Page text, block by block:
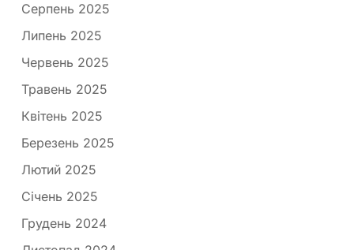
Серпень 2025
Липень 2025
Червень 2025
Травень 2025
Квітень 2025
Березень 2025
Лютий 2025
Січень 2025
Грудень 2024